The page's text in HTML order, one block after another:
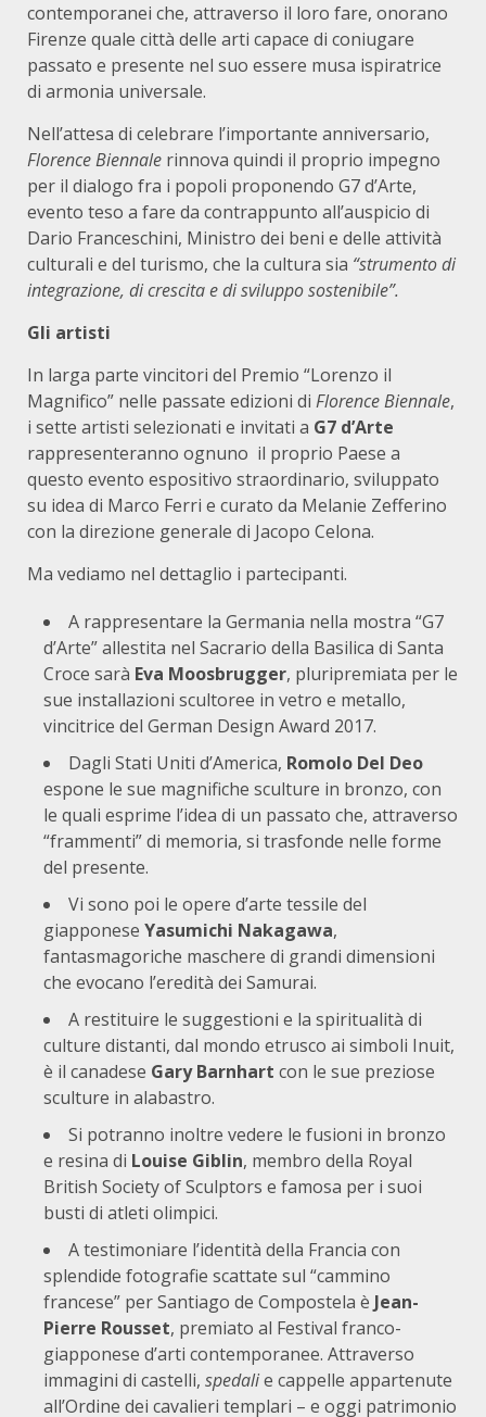
contemporanei che, attraverso il loro fare, onorano
Firenze quale città delle arti capace di coniugare
passato e presente nel suo essere musa ispiratrice
di armonia universale.
Nell’attesa di celebrare l’importante anniversario,
FlorenceBiennale rinnova quindi il proprio impegno
per il dialogo fra i popoli proponendo G7 d’Arte,
evento teso a fare da contrappunto all’auspicio di
Dario Franceschini, Ministro dei beni e delle attività
culturali e del turismo, che la cultura sia “strumento di
integrazione, di crescita e di sviluppo sostenibile”.
Gli artisti
In larga parte vincitori del Premio “Lorenzo il
Magnifico” nelle passate edizioni di Florence Biennale,
i sette artisti selezionati e invitati a G7 d’Arte
rappresenteranno ognuno il proprio Paese a
questo evento espositivo straordinario, sviluppato
su idea di Marco Ferri e curato da Melanie Zefferino
con la direzione generale di Jacopo Celona.
Ma vediamo nel dettaglio i partecipanti.
A rappresentare la Germania nella mostra “G7
d’Arte” allestita nel Sacrario della Basilica di Santa
Croce sarà Eva Moosbrugger, pluripremiata per le
sue installazioni scultoree in vetro e metallo,
vincitrice del German Design Award 2017.
Dagli Stati Uniti d’America, Romolo Del Deo
espone le sue magnifiche sculture in bronzo, con
le quali esprime l’idea di un passato che, attraverso
“frammenti” di memoria, si trasfonde nelle forme
del presente.
Vi sono poi le opere d’arte tessile del
giapponese Yasumichi Nakagawa,
fantasmagoriche maschere di grandi dimensioni
che evocano l’eredità dei Samurai.
A restituire le suggestioni e la spiritualità di
culture distanti, dal mondo etrusco ai simboli Inuit,
è il canadese Gary Barnhart con le sue preziose
sculture in alabastro.
Si potranno inoltre vedere le fusioni in bronzo
e resina di Louise Giblin, membro della Royal
British Society of Sculptors e famosa per i suoi
busti di atleti olimpici.
A testimoniare l’identità della Francia con
splendide fotografie scattate sul “cammino
francese” per Santiago de Compostela è Jean-
Pierre Rousset, premiato al Festival franco-
giapponese d’arti contemporanee. Attraverso
immagini di castelli, spedalie cappelle appartenute
all’Ordine dei cavalieri templari – e oggi patrimonio